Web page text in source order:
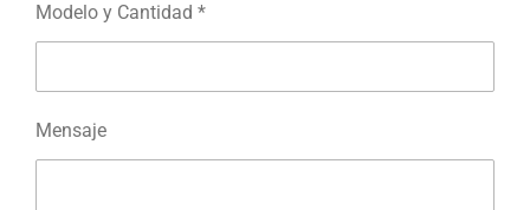
Modelo y Cantidad *
Mensaje